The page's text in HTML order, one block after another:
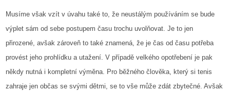
Musíme však vzít v úvahu také to, že neustálým používáním se bude
výplet sám od sebe postupem času trochu uvolňovat. Je to jen
přirozené, avšak zároveň to také znamená, že je čas od času potřeba
provést jeho prohlídku a utažení. V případě velkého opotřebení je pak
někdy nutná i kompletní výměna. Pro běžného člověka, který si tenis
zahraje jen občas se svými dětmi, se to vše může zdát zbytečné. Avšak